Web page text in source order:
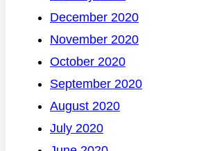
December 2020
November 2020
October 2020
September 2020
August 2020
July 2020